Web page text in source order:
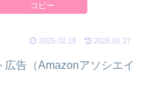
コピー
2025.02.18 2026.01.27
告（Amazonアソシエイ